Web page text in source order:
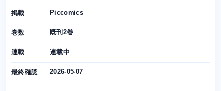
掲載 Piccomics
巻数 既刊2巻
連載 連載中
最終確認 2026-05-07